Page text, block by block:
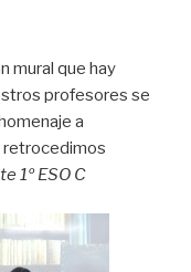
mural que hay
profesores se
a
retrocedimos
1º ESO C